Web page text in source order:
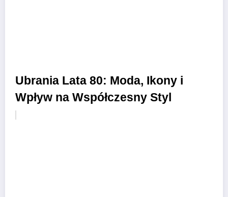
Ubrania Lata 80: Moda, Ikony i
Wpływ na Współczesny Styl